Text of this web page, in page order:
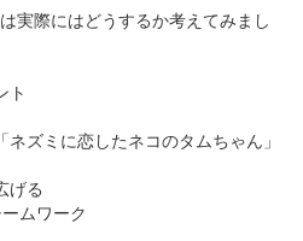
実際にはどうするか考えてみまし
ト
ネズミに恋したネコのタムちゃん」
げる
ムワーク